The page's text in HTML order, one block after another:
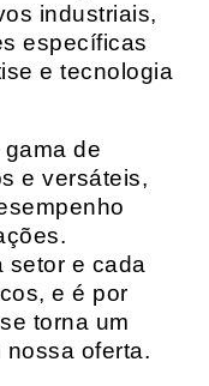
industriais,
específicas
e tecnologia
de
e versáteis,
setor e cada
e é por
torna um
nossa oferta.